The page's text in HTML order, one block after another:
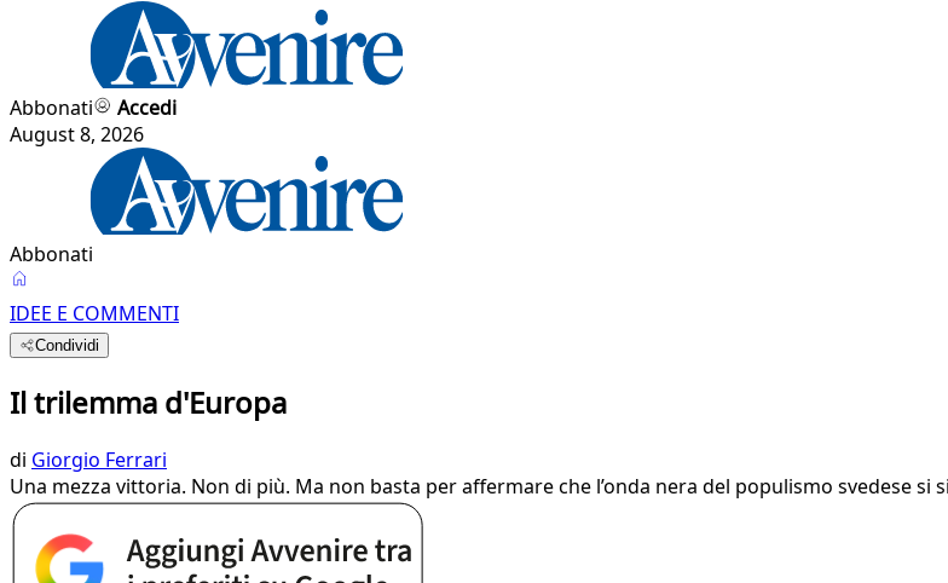
Abbonati
Accedi
August 8, 2026
Abbonati
IDEE E COMMENTI
Condividi
Il trilemma d'Europa
di Giorgio Ferrari
Una mezza vittoria. Non di più. Ma non basta per affermare che l’onda nera del populismo svedese